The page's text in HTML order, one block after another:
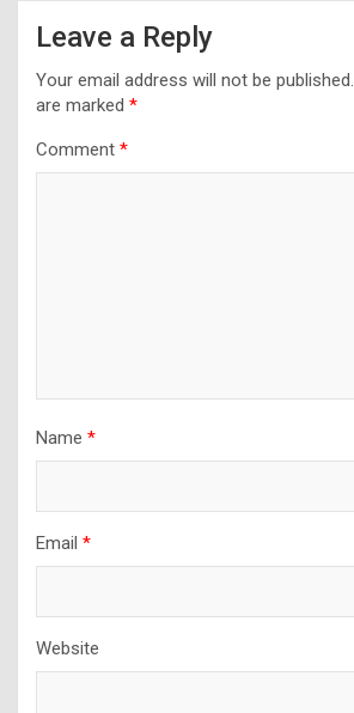
Leave a Reply
Your email address will not be published.
are marked *
Comment *
Name *
Email *
Website